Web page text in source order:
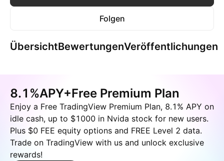
Folgen
ÜbersichtBewertungenVeröffentlichungen
8.1%APY+Free Premium Plan
Enjoy a Free TradingView Premium Plan, 8.1% APY on
idle cash, up to $1000 in Nvida stock for new users.
Plus $0 FEE equity options and FREE Level 2 data.
Trade on TradingView with us and unlock exclusive
rewards!